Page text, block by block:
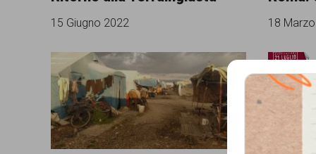
comunicazione
dedicato
fenomeno
del
15 Giugno 2022 18